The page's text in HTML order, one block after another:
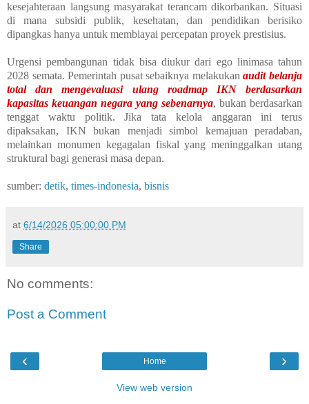
kesejahteraan langsung masyarakat terancam dikorbankan. Situasi
di mana subsidi publik, kesehatan, dan pendidikan berisiko
dipangkas hanya untuk membiayai percepatan proyek prestisius.
Urgensi pembangunan tidak bisa diukur dari ego linimasa tahun
2028 semata. Pemerintah pusat sebaiknya melakukanaudit belanja
total dan mengevaluasi ulang roadmap IKN berdasarkan
kapasitas keuangan negara yang sebenarnya, bukan berdasarkan
tenggat waktu politik. Jika tata kelola anggaran ini terus
dipaksakan, IKN bukan menjadi simbol kemajuan peradaban,
melainkan monumen kegagalan fiskal yang meninggalkan utang
struktural bagi generasi masa depan.
sumber: detik, times-indonesia, bisnis
at 6/14/2026 05:00:00 PM
Share
No comments:
Post a Comment
‹ ›
Home
View web version